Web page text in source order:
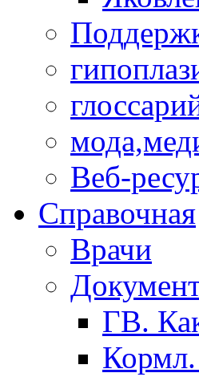
Веб-
Справочная
Врачи
ГВ.